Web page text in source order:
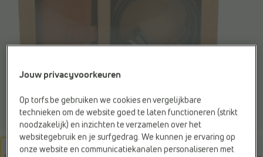
Jouw privacyvoorkeuren
Op torfs.be gebruiken we cookies en vergelijkbare
technieken om de website goed te laten functioneren (strikt
noodzakelijk) en inzichten te verzamelen over het
websitegebruik en je surfgedrag. We kunnen je ervaring op
onze website en communicatiekanalen personaliseren met